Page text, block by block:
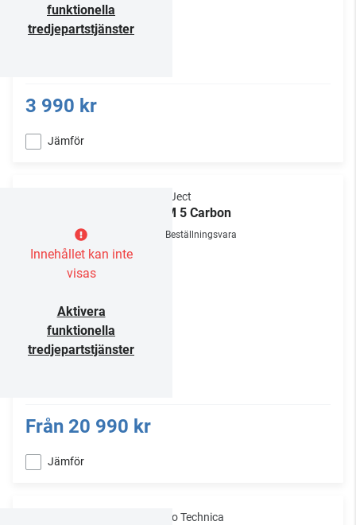
funktionella
tredjepartstjänster
3 990 kr
Jämför
Innehållet kan inte
visas
Aktivera
funktionella
tredjepartstjänster
Pro-Ject
RPM 5 Carbon
Beställningsvara
Från 20 990 kr
Jämför
Audio Technica